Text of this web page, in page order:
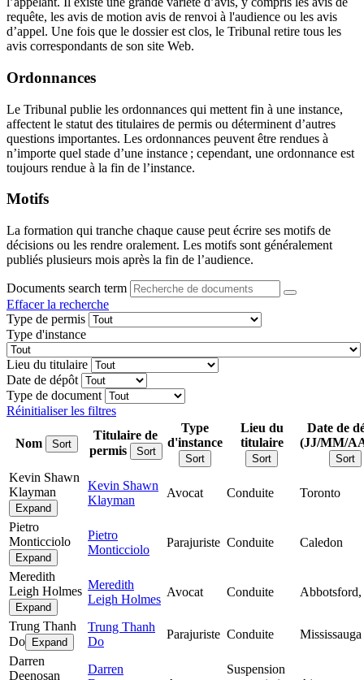
requête, les avis de motion avis de renvoi à l'audience ou les avis
d’appel. Une fois que le dossier est clos, le Tribunal retire tous les
avis correspondants de son site Web.
Ordonnances
Le Tribunal publie les ordonnances qui mettent fin à une instance,
affectent le statut des titulaires de permis ou déterminent d’autres
questions importantes. Les ordonnances peuvent être rendues à
n’importe quel stade d’une instance ; cependant, une ordonnance est
toujours rendue à la fin de l’instance.
Motifs
La formation qui tranche chaque cause peut écrire ses motifs de
décisions ou les rendre oralement. Les motifs sont généralement
publiés plusieurs mois après la fin de l’audience.
Documents search term
Effacer la recherche
Type de permis
Type d'instance
Lieu du titulaire
Date de dépôt
Type de document
Réinitialiser les filtres
Nom Sort
Titulaire de
permis
Sort
Type
d'instance
Sort
Lieu du
titulaire
Sort
Date de
(JJ/MM/
Sort
Kevin Shawn
Klayman
Expand
Kevin Shawn
Klayman
Avocat Conduite Toronto
Pietro
Monticciolo
Expand
Pietro
Monticciolo
Parajuriste Conduite Caledon
Meredith
Leigh Holmes
Expand
Meredith
Leigh Holmes
Avocat Conduite
Trung Thanh
Do
Expand
Trung Thanh
Do
Parajuriste Conduite
Mississauga
Darren
Deenosan
Darren
Suspension